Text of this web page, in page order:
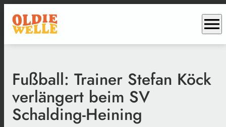
menu
Fußball: Trainer Stefan Köck
verlängert beim SV
Schalding-Heining